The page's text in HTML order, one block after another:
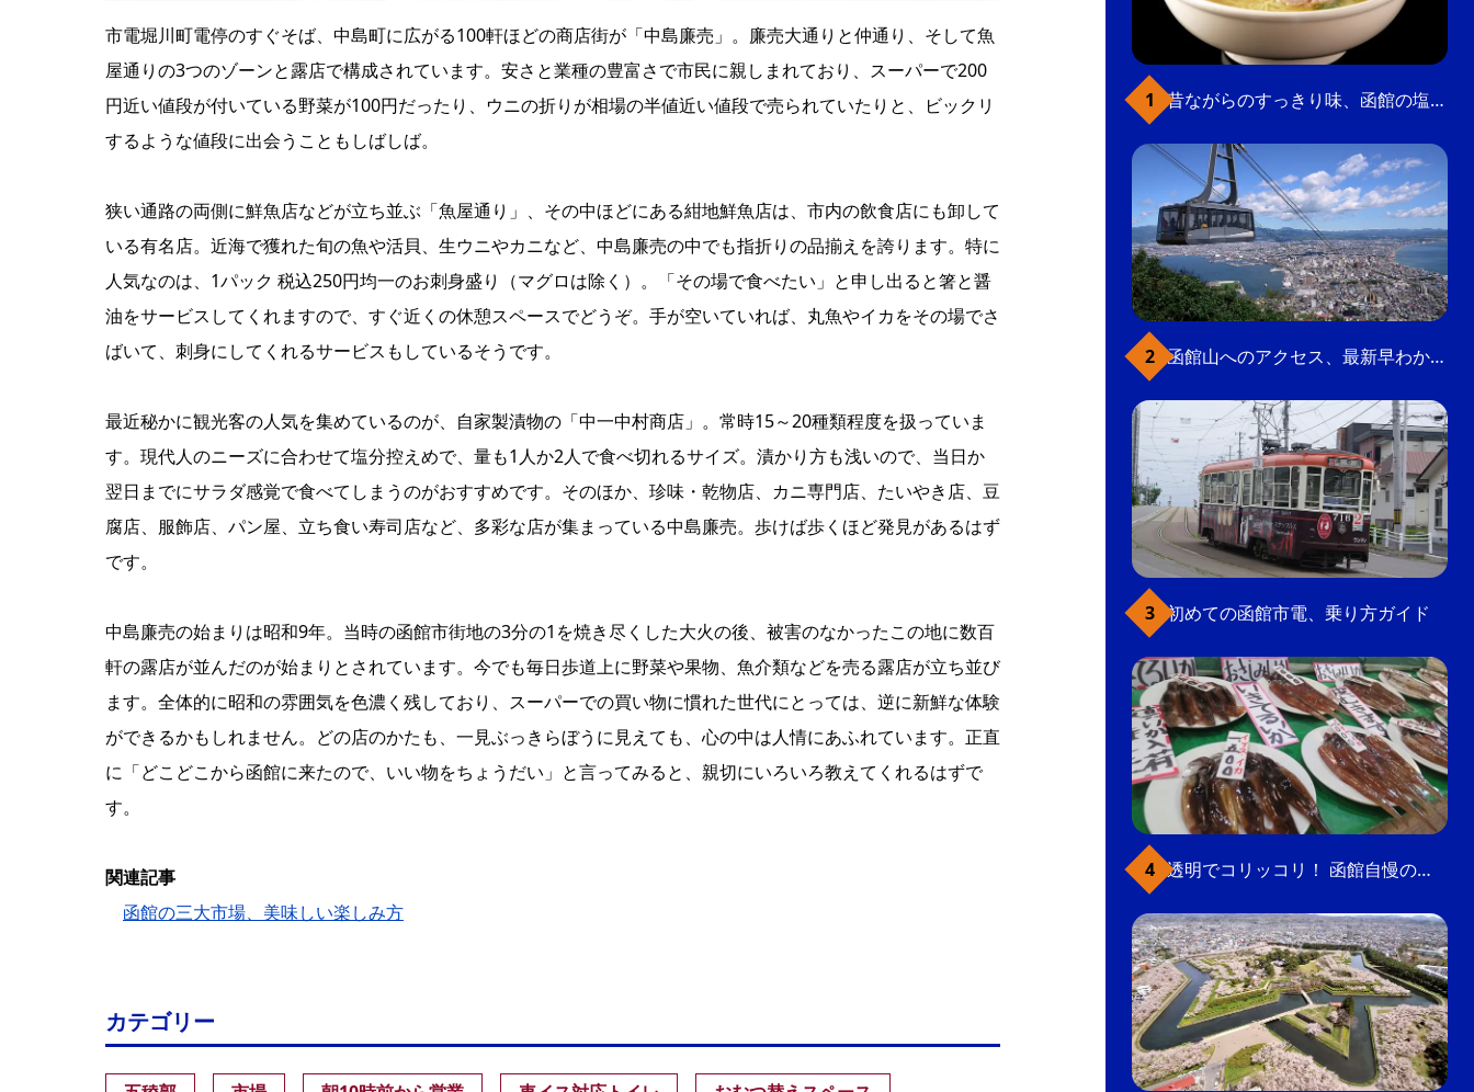
市電堀川町電停のすぐそば、中島町に広がる100軒ほどの商店街が「中島廉売」。廉売大通りと仲通り、そして魚
屋通りの3つのゾーンと露店で構成されています。安さと業種の豊富さで市民に親しまれており、スーパーで200
円近い値段が付いている野菜が100円だったり、ウニの折りが相場の半値近い値段で売られていたりと、ビックリ
するような値段に出会うこともしばしば。
狭い通路の両側に鮮魚店などが立ち並ぶ「魚屋通り」、その中ほどにある紺地鮮魚店は、市内の飲食店にも卸して
いる有名店。近海で獲れた旬の魚や活貝、生ウニやカニなど、中島廉売の中でも指折りの品揃えを誇ります。特に
人気なのは、1パック 税込250円均一のお刺身盛り（マグロは除く）。「その場で食べたい」と申し出ると箸と醤
油をサービスしてくれますので、すぐ近くの休憩スペースでどうぞ。手が空いていれば、丸魚やイカをその場でさ
ばいて、刺身にしてくれるサービスもしているそうです。
最近秘かに観光客の人気を集めているのが、自家製漬物の「中一中村商店」。常時15～20種類程度を扱っていま
す。現代人のニーズに合わせて塩分控えめで、量も1人か2人で食べ切れるサイズ。漬かり方も浅いので、当日か
翌日までにサラダ感覚で食べてしまうのがおすすめです。そのほか、珍味・乾物店、カニ専門店、たいやき店、豆
腐店、服飾店、パン屋、立ち食い寿司店など、多彩な店が集まっている中島廉売。歩けば歩くほど発見があるはず
です。
中島廉売の始まりは昭和9年。当時の函館市街地の3分の1を焼き尽くした大火の後、被害のなかったこの地に数百
軒の露店が並んだのが始まりとされています。今でも毎日歩道上に野菜や果物、魚介類などを売る露店が立ち並び
ます。全体的に昭和の雰囲気を色濃く残しており、スーパーでの買い物に慣れた世代にとっては、逆に新鮮な体験
ができるかもしれません。どの店のかたも、一見ぶっきらぼうに見えても、心の中は人情にあふれています。正直
に「どこどこから函館に来たので、いい物をちょうだい」と言ってみると、親切にいろいろ教えてくれるはずで
す。
関連記事
函館の三大市場、美味しい楽しみ方
カテゴリー
昔ながらのすっきり味、函館の塩ラーメン
函館山へのアクセス、最新早わかりガイド
初めての函館市電、乗り方ガイド
透明でコリッコリ！ 函館自慢のいかをどうぞ